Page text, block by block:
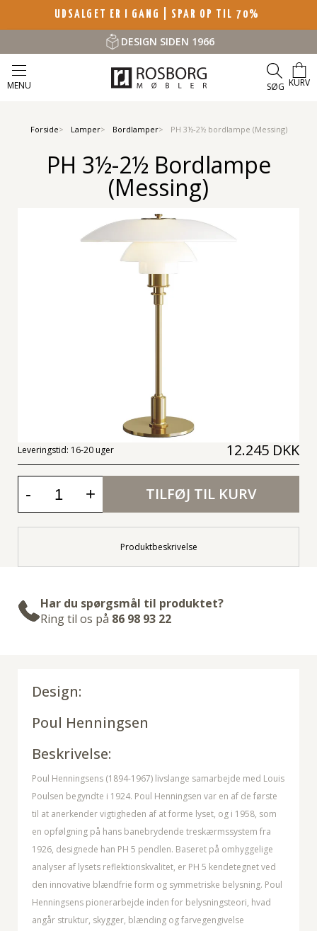
UDSALGET ER I GANG | SPAR OP TIL 70%
DESIGN SIDEN 1966
MENU SØG KURV
Forside Lamper Bordlamper PH 3½-2½ bordlampe (Messing)
PH 3½-2½ Bordlampe
(Messing)
Leveringstid: 16-20 uger 12.245 DKK
- + TILFØJ TIL KURV
Produktbeskrivelse
Har du spørgsmål til produktet?
Ring til os på 86 98 93 22
Design:
Poul Henningsen
Beskrivelse:
Poul Henningsens (1894-1967) livslange samarbejde med Louis
Poulsen begyndte i 1924. Poul Henningsen var en af de første
til at anerkender vigtigheden af at forme lyset, og i 1958, som
en opfølgning på hans banebrydende treskærmssystem fra
1926, designede han PH 5 pendlen. Baseret på omhyggelige
analyser af lysets reflektionskvalitet, er PH 5 kendetegnet ved
den innovative blændfrie form og symmetriske belysning. Poul
Henningsens pionerarbejde inden for belysningsteori, hvad
angår struktur, skygger, blænding og farvegengivelse